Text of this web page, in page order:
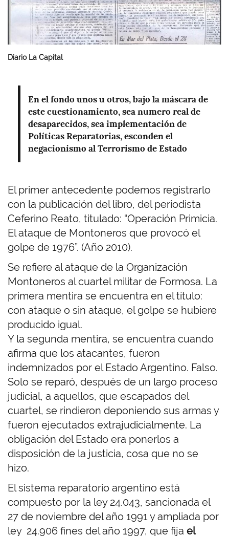
Diario La Capital
En el fondo unos u otros, bajo la máscara de
este cuestionamiento, sea numero real de
desaparecidos, sea implementación de
Políticas Reparatorias, esconden el
negacionismo al Terrorismo de Estado
El primer antecedente podemos registrarlo
con la publicación del libro, del periodista
Ceferino Reato, titulado: “Operación Primicia.
El ataque de Montoneros que provocó el
golpe de 1976”. (Año 2010).
Se refiere al ataque de la Organización
Montoneros al cuartel militar de Formosa. La
primera mentira se encuentra en el título:
con ataque o sin ataque, el golpe se hubiere
producido igual.
Y la segunda mentira, se encuentra cuando
afirma que los atacantes, fueron
indemnizados por el Estado Argentino. Falso.
Solo se reparó, después de un largo proceso
judicial, a aquellos, que escapados del
cuartel, se rindieron deponiendo sus armas y
fueron ejecutados extrajudicialmente. La
obligación del Estado era ponerlos a
disposición de la justicia, cosa que no se
hizo.
El sistema reparatorio argentino está
compuesto por la ley 24.043, sancionada el
27 de noviembre del año 1991 y ampliada por
ley 24.906 fines del año 1997, que fija el